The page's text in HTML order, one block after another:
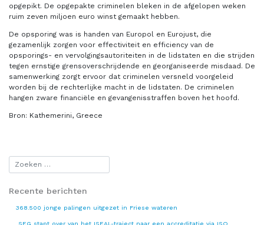
opgepikt. De opgepakte criminelen bleken in de afgelopen weken
ruim zeven miljoen euro winst gemaakt hebben.
De opsporing was is handen van Europol en Eurojust, die
gezamenlijk zorgen voor effectiviteit en efficiency van de
opsporings- en vervolgingsautoriteiten in de lidstaten en die strijden
tegen ernstige grensoverschrijdende en georganiseerde misdaad. De
samenwerking zorgt ervoor dat criminelen versneld voorgeleid
worden bij de rechterlijke macht in de lidstaten. De criminelen
hangen zware financiële en gevangenisstraffen boven het hoofd.
Bron: Kathemerini, Greece
Recente berichten
368.500 jonge palingen uitgezet in Friese wateren
SEG stapt over van het ISEAL-traject naar een accreditatie via ISO